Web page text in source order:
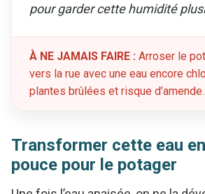
pour garder cette humidité
À NE JAMAIS FAIRE : Arroser le
vers la rue avec une eau encore
plantes brûlées et risque d’amende.
Transformer cette eau
pouce pour le potager